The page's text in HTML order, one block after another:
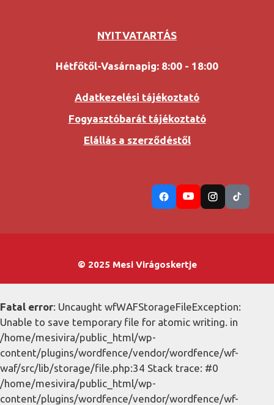
NYITVATARTÁS
Hétfőtől-Vasárnapig: 8:00 - 18:00
Adatkezelési tájékoztató
Fogyasztóbarát tájékoztató
Elállás a szerződéstől
© 2025 Mesi Virágoskertje
Fatal error: Uncaught wfWAFStorageFileException:
Unable to save temporary file for atomic writing. in
/home/mesivira/public_html/wp-
content/plugins/wordfence/vendor/wordfence/wf-
waf/src/lib/storage/file.php:34 Stack trace: #0
/home/mesivira/public_html/wp-
content/plugins/wordfence/vendor/wordfence/wf-